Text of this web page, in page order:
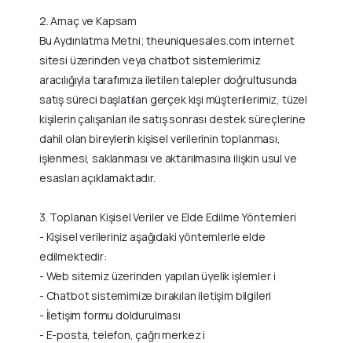
2. Amaç ve Kapsam
Bu Aydınlatma Metni; theuniquesales.com internet
sitesi üzerinden veya chatbot sistemlerimiz
aracılığıyla tarafımıza iletilen talepler doğrultusunda
satış süreci başlatılan gerçek kişi müşterilerimiz, tüzel
kişilerin çalışanları ile satış sonrası destek süreçlerine
dahil olan bireylerin kişisel verilerinin toplanması,
işlenmesi, saklanması ve aktarılmasına ilişkin usul ve
esasları açıklamaktadır.
3. Toplanan Kişisel Veriler ve Elde Edilme Yöntemleri
- Kişisel verileriniz aşağıdaki yöntemlerle elde
edilmektedir:
- Web sitemiz üzerinden yapılan üyelik işlemler i
- Chatbot sistemimize bırakılan iletişim bilgileri
- İletişim formu doldurulması
- E-posta, telefon, çağrı merkez i